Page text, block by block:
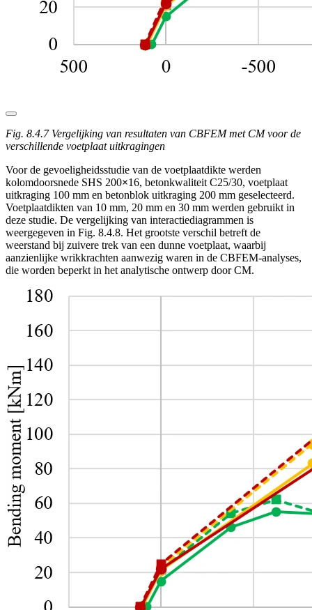
Fig. 8.4.7 Vergelijking van resultaten van CBFEM met CM voor de
verschillende voetplaat uitkragingen
Voor de gevoeligheidsstudie van de voetplaatdikte werden
kolomdoorsnede SHS 200×16, betonkwaliteit C25/30, voetplaat
uitkraging 100 mm en betonblok uitkraging 200 mm geselecteerd.
Voetplaatdikten van 10 mm, 20 mm en 30 mm werden gebruikt in
deze studie. De vergelijking van interactiediagrammen is
weergegeven in Fig. 8.4.8. Het grootste verschil betreft de
weerstand bij zuivere trek van een dunne voetplaat, waarbij
aanzienlijke wrikkrachten aanwezig waren in de CBFEM-analyses,
die worden beperkt in het analytische ontwerp door CM.